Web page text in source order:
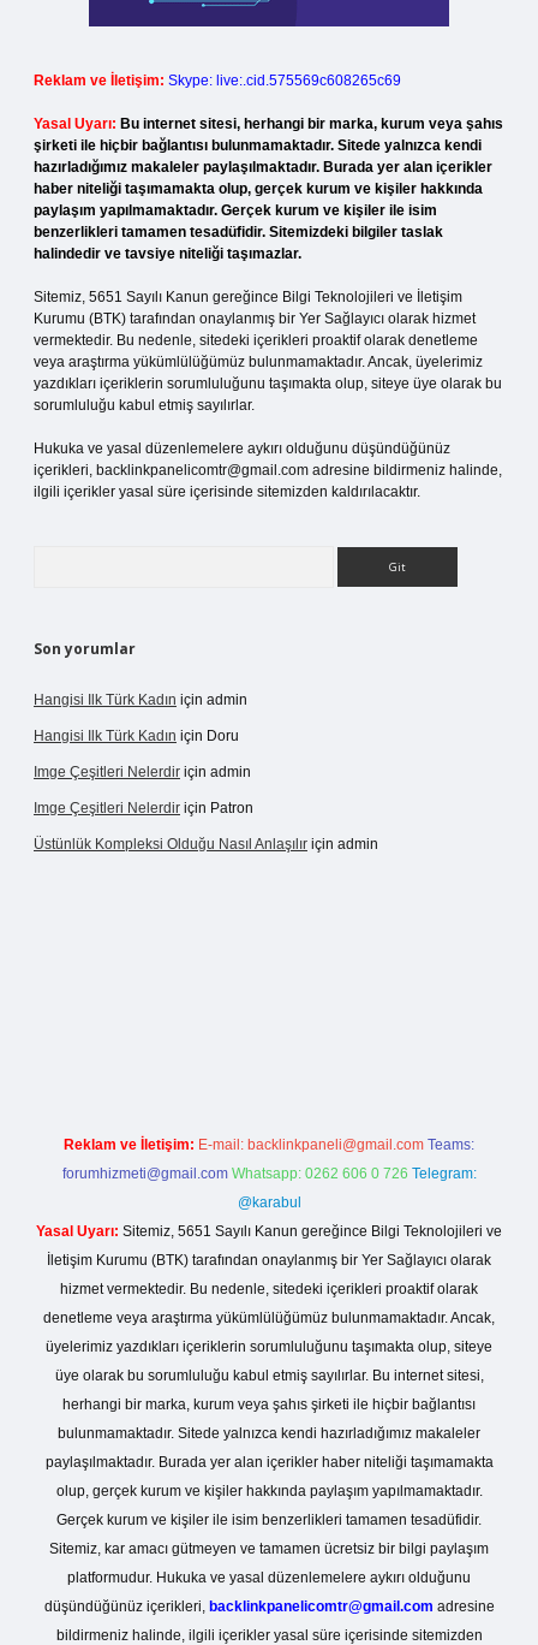
Reklam ve İletişim: Skype: live:.cid.575569c608265c69
Yasal Uyarı: Bu internet sitesi, herhangi bir marka, kurum veya şahıs
şirketi ile hiçbir bağlantısı bulunmamaktadır. Sitede yalnızca kendi
hazırladığımız makaleler paylaşılmaktadır. Burada yer alan içerikler
haber niteliği taşımamakta olup, gerçek kurum ve kişiler hakkında
paylaşım yapılmamaktadır. Gerçek kurum ve kişiler ile isim
benzerlikleri tamamen tesadüfidir. Sitemizdeki bilgiler taslak
halindedir ve tavsiye niteliği taşımazlar.
Sitemiz, 5651 Sayılı Kanun gereğince Bilgi Teknolojileri ve İletişim
Kurumu (BTK) tarafından onaylanmış bir Yer Sağlayıcı olarak hizmet
vermektedir. Bu nedenle, sitedeki içerikleri proaktif olarak denetleme
veya araştırma yükümlülüğümüz bulunmamaktadır. Ancak, üyelerimiz
yazdıkları içeriklerin sorumluluğunu taşımakta olup, siteye üye olarak bu
sorumluluğu kabul etmiş sayılırlar.
Hukuka ve yasal düzenlemelere aykırı olduğunu düşündüğünüz
içerikleri, backlinkpanelicomtr@gmail.com adresine bildirmeniz halinde,
ilgili içerikler yasal süre içerisinde sitemizden kaldırılacaktır.
Son yorumlar
Hangisi Ilk Türk Kadın için admin
Hangisi Ilk Türk Kadın için Doru
Imge Çeşitleri Nelerdir için admin
Imge Çeşitleri Nelerdir için Patron
Üstünlük Kompleksi Olduğu Nasıl Anlaşılır için admin
Reklam ve İletişim: E-mail: backlinkpaneli@gmail.com Teams:
forumhizmeti@gmail.com Whatsapp: 0262 606 0 726 Telegram:
@karabul
Yasal Uyarı: Sitemiz, 5651 Sayılı Kanun gereğince Bilgi Teknolojileri ve
İletişim Kurumu (BTK) tarafından onaylanmış bir Yer Sağlayıcı olarak
hizmet vermektedir. Bu nedenle, sitedeki içerikleri proaktif olarak
denetleme veya araştırma yükümlülüğümüz bulunmamaktadır. Ancak,
üyelerimiz yazdıkları içeriklerin sorumluluğunu taşımakta olup, siteye
üye olarak bu sorumluluğu kabul etmiş sayılırlar. Bu internet sitesi,
herhangi bir marka, kurum veya şahıs şirketi ile hiçbir bağlantısı
bulunmamaktadır. Sitede yalnızca kendi hazırladığımız makaleler
paylaşılmaktadır. Burada yer alan içerikler haber niteliği taşımamakta
olup, gerçek kurum ve kişiler hakkında paylaşım yapılmamaktadır.
Gerçek kurum ve kişiler ile isim benzerlikleri tamamen tesadüfidir.
Sitemiz, kar amacı gütmeyen ve tamamen ücretsiz bir bilgi paylaşım
platformudur. Hukuka ve yasal düzenlemelere aykırı olduğunu
düşündüğünüz içerikleri, backlinkpanelicomtr@gmail.com adresine
bildirmeniz halinde, ilgili içerikler yasal süre içerisinde sitemizden